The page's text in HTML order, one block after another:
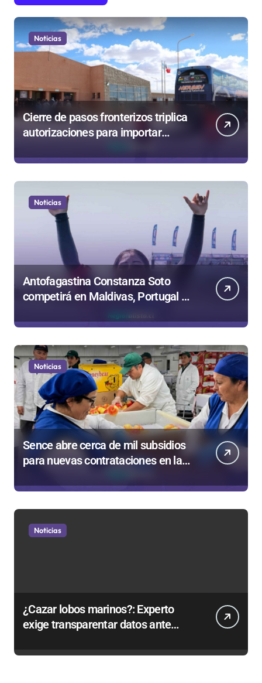
Noticias
Cierre de pasos fronterizos triplica
autorizaciones para importar
Noticias
Antofagastina Constanza Soto
competirá en Maldivas, Portugal y
Bodyboard
Noticias
Sence abre cerca de mil subsidios
para nuevas contrataciones en la
Noticias
¿Cazar lobos marinos?: Experto
exige transparentar datos ante
Gobierno